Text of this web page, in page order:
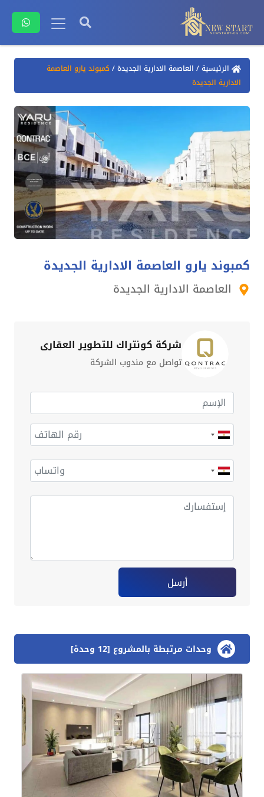
الرئيسية/ العاصمة الادارية الجديدة/كمبوند يارو العاصمة
الادارية الجديدة
كمبوند يارو العاصمة الادارية الجديدة
العاصمة الادارية الجديدة
شركة كونتراك للتطوير العقاري
تواصل مع مندوب الشركة
أرسل
وحدات مرتبطة بالمشروع [12 وحدة]